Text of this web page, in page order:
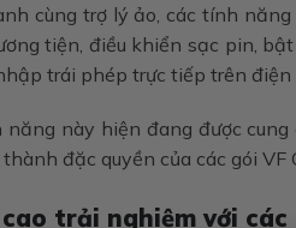
cùng trợ lý ảo, các tính
tiện, điều khiển sạc pin,
trái phép trực tiếp trên
năng này hiện đang được
đặc quyền của các gói
trải nghiệm với các